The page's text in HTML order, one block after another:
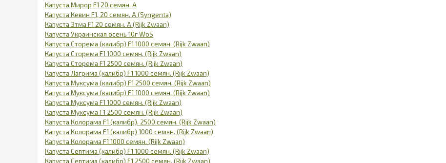
Капуста Мирор F1 20 семян. А
Капуста Кевин F1, 20 семян. А (Syngenta)
Капуста Этма F1 20 семян. А (Rijk Zwaan)
Капуста Украинская осень 10г WoS
Капуста Сторема (калибр) F1 1000 семян. (Rijk Zwaan)
Капуста Сторема F1 1000 семян. (Rijk Zwaan)
Капуста Сторема F1 2500 семян. (Rijk Zwaan)
Капуста Лагрима (калибр) F1 1000 семян. (Rijk Zwaan)
Капуста Муксума (калибр) F1 2500 семян. (Rijk Zwaan)
Капуста Муксума (калибр) F1 1000 семян. (Rijk Zwaan)
Капуста Муксума F1 1000 семян. (Rijk Zwaan)
Капуста Муксума F1 2500 семян. (Rijk Zwaan)
Капуста Колорама F1 (калибр). 2500 семян. (Rijk Zwaan)
Капуста Колорама F1 (калибр) 1000 семян. (Rijk Zwaan)
Капуста Колорама F1 1000 семян. (Rijk Zwaan)
Капуста Септима (калибр) F1 1000 семян. (Rijk Zwaan)
Капуста Септима (калибр) F1 2500 семян. (Rijk Zwaan)